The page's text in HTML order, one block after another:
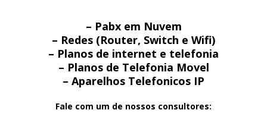
– Pabx em Nuvem
– Redes (Router, Switch e Wifi)
– Planos de internet e telefonia
– Planos de Telefonia Movel
– Aparelhos Telefonicos IP
Fale com um de nossos consultores: